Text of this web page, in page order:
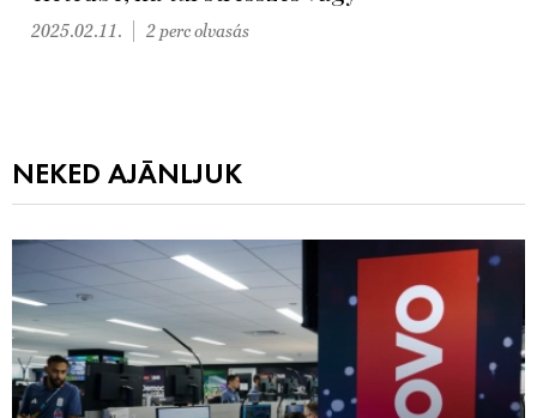
2025.02.11. 2 perc olvasás
NEKED AJÁNLJUK